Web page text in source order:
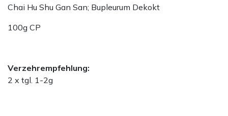
Chai Hu Shu Gan San; Bupleurum Dekokt
100g CP
Verzehrempfehlung:
2 x tgl. 1-2g